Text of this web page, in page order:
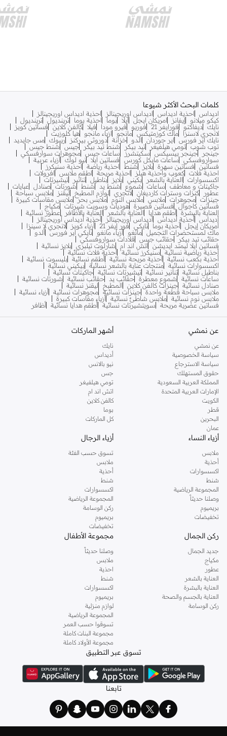
كلمات البحث الأكثر شيوعا
اديداس احذية اديداس اديداس اوريجينالز
احذية اديداس اوريجينالز
كيكو ميلانو
إيفانز امريكان ايجل ايلا بوما احذية بوما ترينديول ترينديول
نايك ديفاكتو فورايفر 21 فوريو فيرو مودا فيلا كالفن كلاين فساتين كويز
لانجري لاسنزا
ماك كوزمتيكس مانجو ازياء مانجو
هيا كلوزيت
نايك اير فورس
اير جوردان الدو خزانة دوروثي بيركنز ريبوك مس جايديد
توب شوب تومي هيلفيغر تيد بيكر شنط تيد بيكر جيس
شنط جيس
جينجر
جينجر بيسيكس سكيتشرز ساعات جيس مجوهرات سوارفسكي
سواروفسكي
ساعات مايكل كورس فساتين ايلا نيو لوك أزياء عربية
فساتين
فساتين سهرة بلايز شنط احذية رياضة
احذية سنيكرز
احذية فلات كعوب واحذية هيلز احذية مريحة اطقم ملابس
افرولات
اكسسوارات
العناية بالشعر بكيني بلايز بناطيل تنانير
تيشيرتات
جاكيتات و معاطف
ساعات شموع شنط يد شنط شورتات صنادل
عبايات
عطور
كنزات وسترات كارديغان لانجري لوازم المطبخ ليقنز
ملابس سباحة
جينزات مجوهرات ملابس ملابس النوم ملابس بحر ملابس مقاسات كبيرة
فساتين كاجوال
فساتين قصيرة هوديات وسويت شيرتات مكياج
العناية بالبشرة أطقم هدايا العناية بالشعر العناية بالأظافر
عطور نسائية
أديداس أحذية أديداس أديداس أوريجينالز
أحذية أديداس أوريجينالز
أمريكان إيجل أحذية بوما نايكي فور إيفر 21 أزياء كويز
لانجري لا سينزا
ماك لمستحضرات التجميل مانغو أزياء مانغو نايكي اير فورس ألدو
حقائب تيد بيكر
حقائب جيس
قلادات سواروفسكي
فساتين ايلا ليمتد ايديشن
اتش اند ام شارلوت تيلبري بلايز نسائية
أحذية رياضية نسائية
سنيكرز نسائية أحذية فلات نسائية
أحذية بكعب نسائية أحذية مريحة نسائية أطقم نسائية بليسوت نسائية
اكسسوارات نسائية منتجات عناية بالشعر نسائية بيكيني نسائية
بناطيل نسائية تنانير نسائية تيشيرتات نسائية جاكيتات نسائية
ساعات نسائية
شموع معطرة حقائب يد حقائب نسائية
شورتات نسائية
صنادل نسائية جينزات كالفن كلاين المطبخ
ليقنز نسائية
ملابس سباحة قطعة واحدة جينزات نسائية مجوهرات نسائية أزياء نسائية
ملابس نوم نسائية ملابس شاطئ نسائية أزياء مقاسات كبيرة
فساتين عصرية مريحة
سويتشيرتات نسائية أطقم هدايا نسائية أظافر
عن نمشي
عن نمشي
سياسة الخصوصية
سياسة الاسترجاع
حقوق المستهلك
المملكة العربية السعودية
الإمارات العربية المتحدة
الكويت
قطر
البحرين
عمان
أشهر الماركات
نايك
أديداس
نيو بالانس
جس
تومي هيلفيغر
اتش اند ام
كالفن كلاين
بوما
كل الماركات
أزياء النساء
ملابس
أحذية
اكسسوارات
شنط
المجموعة الرياضية
وصلنا حديثاً
بريميوم
تخفيضات
أزياء الرجال
تسوق حسب الفئة
ملابس
أحذية
شنط
اكسسوارات
المجموعة الرياضية
ركن الوسامة
بريميوم
تخفيضات
ركن الجمال
جديد الجمال
مكياج
عطور
العناية بالشعر
العناية بالبشرة
العناية بالجسم والصحة
ركن الوسامة
مجموعة الأطفال
وصلنا حديثاً
ملابس
احذية
شنط
اكسسوارات
بريميوم
لوازم منزلية
المجموعة الرياضية
تسوقوا حسب العمر
مجموعة البنات كاملة
مجموعة الأولاد كاملة
تسوق عبر التطبيق
تابعنا